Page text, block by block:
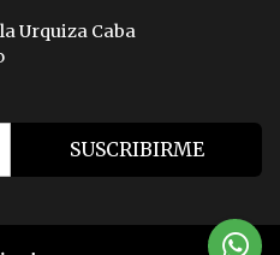
Urquiza Caba
SUSCRIBIRME